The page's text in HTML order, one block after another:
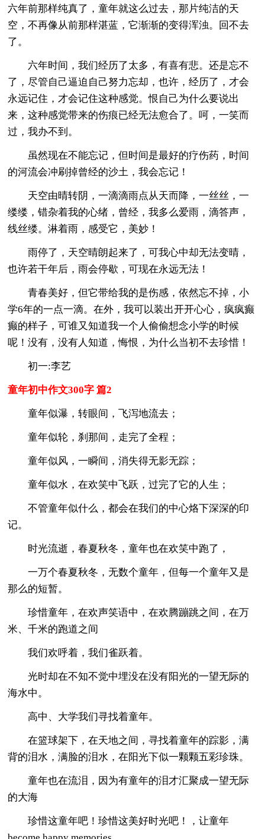
六年前那样纯真了，童年就这么过去，那片纯洁的天
空，不再像从前那样湛蓝，它渐渐的变得浑浊。回不去
了。
六年时间，我们经历了太多，有喜有悲。还是忘不
了，尽管自己逼迫自己努力忘却，也许，经历了，才会
永远记住，才会记住这种感觉。恨自己为什么要说出
来，这种感觉带来的伤痕已经无法愈合了。呵，一笑而
过，我办不到。
虽然现在不能忘记，但时间是最好的疗伤药，时间
的河流会冲刷掉曾经的沙土，我会忘记！
天空由晴转阴，一滴滴雨点从天而降，一丝丝，一
缕缕，错杂着我的心绪，曾经，我多么爱雨，滴答声，
线丝缕。淋着雨，感受它，美妙！
雨停了，天空晴朗起来了，可我心中却无法变晴，
也许若干年后，雨会停歇，可现在永远无法！
青春美好，但它带给我的是伤感，依然忘不掉，小
学6年的一点一滴。在外，我可以装出开开心心，疯疯癫
癫的样子，可谁又知道我一个人偷偷想念小学的时候
呢！没有，没有人知道，悔恨，为什么当初不去珍惜！
初一:李艺
童年初中作文300字 篇2
童年似瀑，转眼间，飞泻地流去；
童年似轮，刹那间，走完了全程；
童年似风，一瞬间，消失得无影无踪；
童年似水，在欢笑中飞跃，过完了它的人生；
不管童年似什么，都会在我们的中心烙下深深的印
记。
时光流逝，春夏秋冬，童年也在欢笑中跑了，
一万个春夏秋冬，无数个童年，但每一个童年又是
那么的短暂。
珍惜童年，在欢声笑语中，在欢腾蹦跳之间，在万
米、千米的跑道之间
我们欢呼着，我们雀跃着。
光时却在不知不觉中埋没在没有阳光的一望无际的
海水中。
高中、大学我们寻找着童年。
在篮球架下，在天地之间，寻找着童年的踪影，满
背的泪水，满脸的泪水，在阳光下似一颗颗五彩珍珠。
童年也在流泪，因为有童年的泪才汇聚成一望无际
的大海
珍惜这童年吧！珍惜这美好时光吧！，让童年